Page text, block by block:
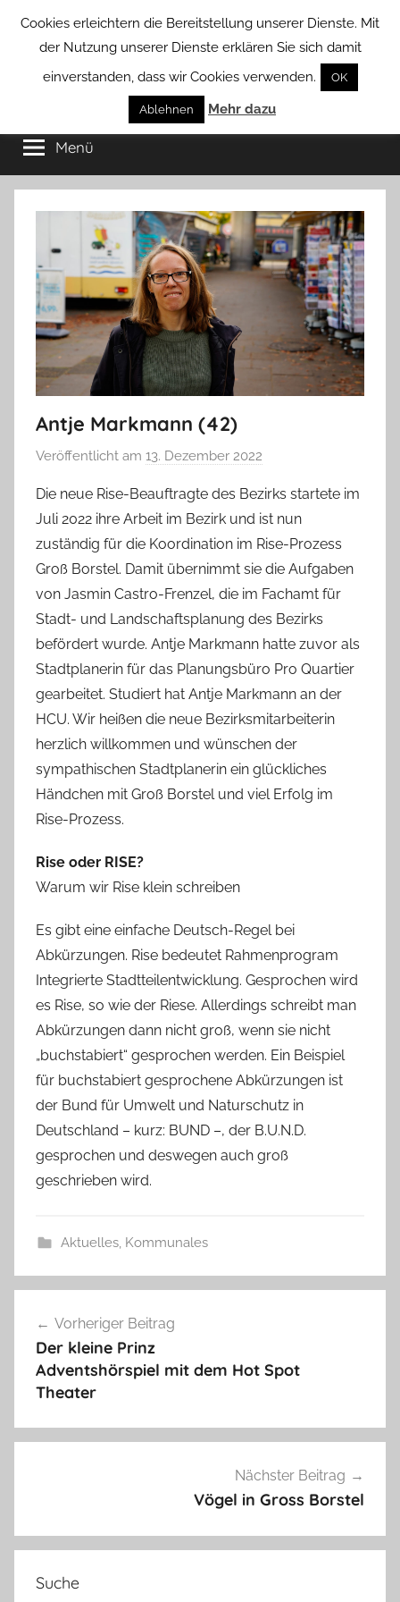
Borstel
von
Groß
Borstel
Menü
Antje Markmann (42)
Veröffentlicht am 13. Dezember 2022
n
T
a
b
e
a
B
i
e
n
h
Die neue Rise-Beauftragte des Bezirks startete im
Juli 2022 ihre Arbeit im Bezirk und ist nun
zuständig für die Koordination im Rise-Prozess
Groß Borstel. Damit übernimmt sie die Aufgaben
von Jasmin Castro-Frenzel, die im Fachamt für
Stadt- und Landschaftsplanung des Bezirks
befördert wurde. Antje Markmann hatte zuvor als
Stadtplanerin für das Planungsbüro Pro Quartier
gearbeitet. Studiert hat Antje Markmann an der
HCU. Wir heißen die neue Bezirksmitarbeiterin
herzlich willkommen und wünschen der
sympathischen Stadtplanerin ein glückliches
Händchen mit Groß Borstel und viel Erfolg im
Rise-Prozess.
Rise oder RISE?
Warum wir Rise klein schreiben
Es gibt eine einfache Deutsch-Regel bei
Abkürzungen. Rise bedeutet Rahmenprogram
Integrierte Stadtteilentwicklung. Gesprochen wird
es Rise, so wie der Riese. Allerdings schreibt man
Abkürzungen dann nicht groß, wenn sie nicht
„buchstabiert“ gesprochen werden. Ein Beispiel
für buchstabiert gesprochene Abkürzungen ist
der Bund für Umwelt und Naturschutz in
Deutschland – kurz: BUND –, der B.U.N.D.
gesprochen und deswegen auch groß
geschrieben wird.
Aktuelles, Kommunales
Vorheriger Beitrag
Der kleine Prinz
Adventshörspiel mit dem Hot Spot
Theater
Nächster Beitrag
Vögel in Gross Borstel
Suche
Cookies erleichtern die Bereitstellung unserer Dienste. Mit
der Nutzung unserer Dienste erklären Sie sich damit
einverstanden, dass wir Cookies verwenden.
OK
Ablehnen Mehr dazu